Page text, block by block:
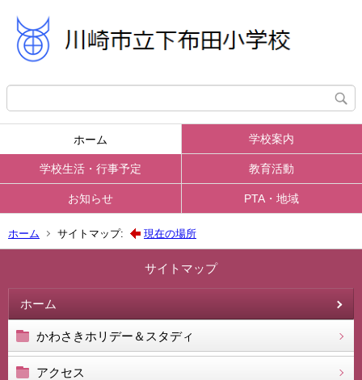
ホーム 学校案内
学校生活・行事予定 教育活動
お知らせ PTA・地域
ホーム サイトマップ: 現在の場所
サイトマップ
ホーム
かわさきホリデー＆スタディ
アクセス